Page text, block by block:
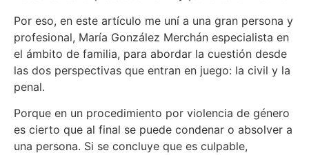
Por eso, en este artículo me uní a una gran persona y
profesional, María González Merchán especialista en
el ámbito de familia, para abordar la cuestión desde
las dos perspectivas que entran en juego: la civil y la
penal.
Porque en un procedimiento por violencia de género
es cierto que al final se puede condenar o absolver a
una persona. Si se concluye que es culpable,